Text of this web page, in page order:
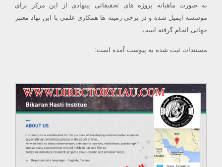
به صورت ماهیانه پروژه های تحقیقاتی پینهادی از این مرکز برای
موسسه ایمیل شده و در برخی زمینه ها همکاری علمی با این نهاد معتبر
جهانی انجام گرفته است.
مستندات ثبت شده به پیوست آمده است: